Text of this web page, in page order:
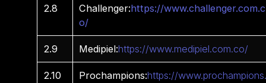
2.8 Challenger:https://www.challenger.com.c
o/
2.9 Medipiel:https://www.medipiel.com.co/
2.10 Prochampions:https://